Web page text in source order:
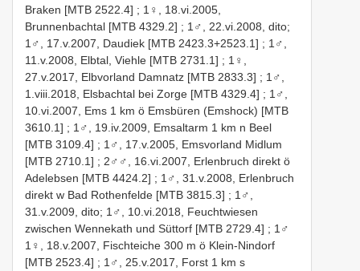
Braken [MTB 2522.4] ; 1♀, 18.vi.2005,
Brunnenbachtal [MTB 4329.2] ; 1♂, 22.vi.2008, dito;
1♂, 17.v.2007, Daudiek [MTB 2423.3+2523.1] ; 1♂,
11.v.2008, Elbtal, Viehle [MTB 2731.1] ; 1♀,
27.v.2017, Elbvorland Damnatz [MTB 2833.3] ; 1♂,
1.viii.2018, Elsbachtal bei Zorge [MTB 4329.4] ; 1♂,
10.vi.2007, Ems 1 km ö Emsbüren (Emshock) [MTB
3610.1] ; 1♂, 19.iv.2009, Emsaltarm 1 km n Beel
[MTB 3109.4] ; 1♂, 17.v.2005, Emsvorland Midlum
[MTB 2710.1] ; 2♂♂, 16.vi.2007, Erlenbruch direkt ö
Adelebsen [MTB 4424.2] ; 1♂, 31.v.2008, Erlenbruch
direkt w Bad Rothenfelde [MTB 3815.3] ; 1♂,
31.v.2009, dito; 1♂, 10.vi.2018, Feuchtwiesen
zwischen Wennekath und Süttorf [MTB 2729.4] ; 1♂
1♀, 18.v.2007, Fischteiche 300 m ö Klein-Nindorf
[MTB 2523.4] ; 1♂, 25.v.2017, Forst 1 km s